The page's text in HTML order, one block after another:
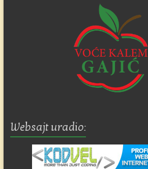
Websajt uradio: